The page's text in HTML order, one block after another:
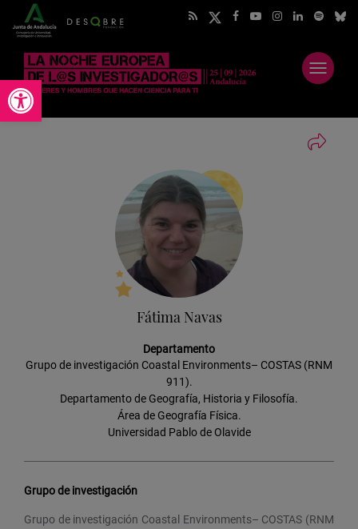
Abrir barra de herramientas
Abrir
menú
Fátima Navas
Departamento
Grupo de investigación Coastal Environments– COSTAS (RNM
911).
Departamento de Geografía, Historia y Filosofía.
Área de Geografía Física.
Universidad Pablo de Olavide
Grupo de investigación
Grupo de investigación Coastal Environments– COSTAS (RNM